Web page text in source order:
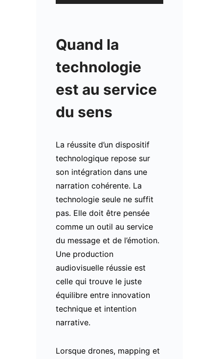
Quand la
technologie
est au service
du sens
La réussite d’un dispositif
technologique repose sur
son intégration dans une
narration cohérente. La
technologie seule ne suffit
pas. Elle doit être pensée
comme un outil au service
du message et de l’émotion.
Une production
audiovisuelle réussie est
celle qui trouve le juste
équilibre entre innovation
technique et intention
narrative.
Lorsque drones, mapping et